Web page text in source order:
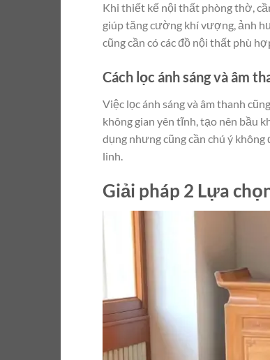
Khi thiết kế nội thất phòng thờ,
giúp tăng cường khí vượng, ảnh
cũng cần có các đồ nội thất phù
Cách lọc ánh sáng và âm
Việc lọc ánh sáng và âm thanh
không gian yên tĩnh, tạo nên bầu
dụng nhưng cũng cần chú ý
linh.
Giải pháp 2 Lựa